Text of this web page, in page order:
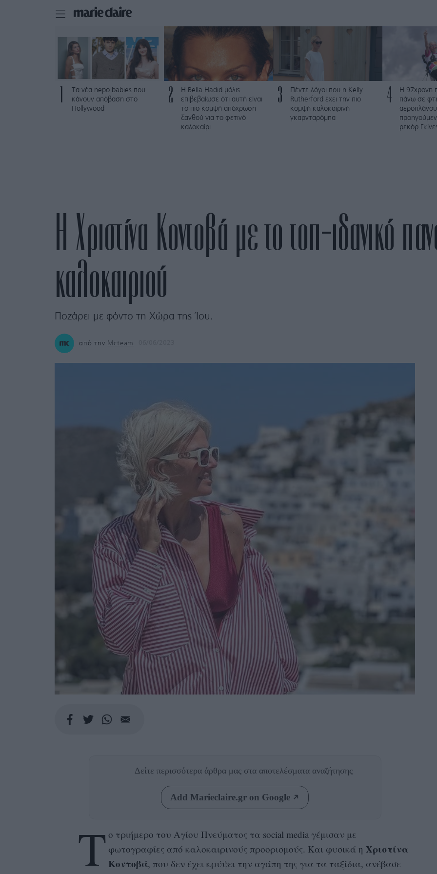
Τα νέα nepo babies που
κάνουν απόβαση στο
Hollywood
2
Η Bella Hadid μόλις
επιβεβαίωσε ότι αυτή είναι
το πιο κομψή απόχρωση
ξανθού για το φετινό
καλοκαίρι
3
Πέντε λόγοι που η Kelly
Rutherford έχει την πιο
κομψή καλοκαιρινή
γκαρνταρόμπα
4
Η 97χρονη
πάνω σε
ρεκόρ
Η Χριστίνα Κοντοβά με το τοπ-ιδανικό
καλοκαιριού
Ποζάρει με φόντο τη Χώρα της Ίου.
από την Mcteam
Δείτε περισσότερα άρθρα μας στα αποτελέσματα αναζήτησης
Add Marieclaire.gr on Google
Τ ο τριήμερο του Αγίου Πνεύματος τα social media γέμισαν με
φωτογραφίες από καλοκαιρινούς προορισμούς. Και φυσικά ηΧριστίνα
Κοντοβά, που δεν έχει κρύψει την αγάπη της για τα ταξίδια, ανέβασε